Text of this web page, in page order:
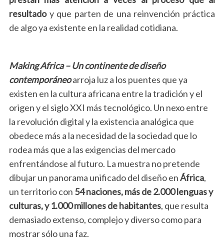
resultadoy que parten de una reinvención práctica
de algo ya existente en la realidad cotidiana.
Making Africa – Un continente de diseño
contemporáneoarroja luz a los puentes que ya
existen en la cultura africana entre la tradición y el
origen y el siglo XXI más tecnológico. Un nexo entre
la revolución digital y la existencia analógica que
obedece más a la necesidad de la sociedad que lo
rodea más que a las exigencias del mercado
enfrentándose al futuro. La muestra no pretende
dibujar un panorama unificado del diseño enÁfrica,
un territorio con 54 naciones, más de 2.000 lenguas y
culturas, y 1.000 millones de habitantes, que resulta
demasiado extenso, complejo y diverso como para
mostrar sólo una faz.